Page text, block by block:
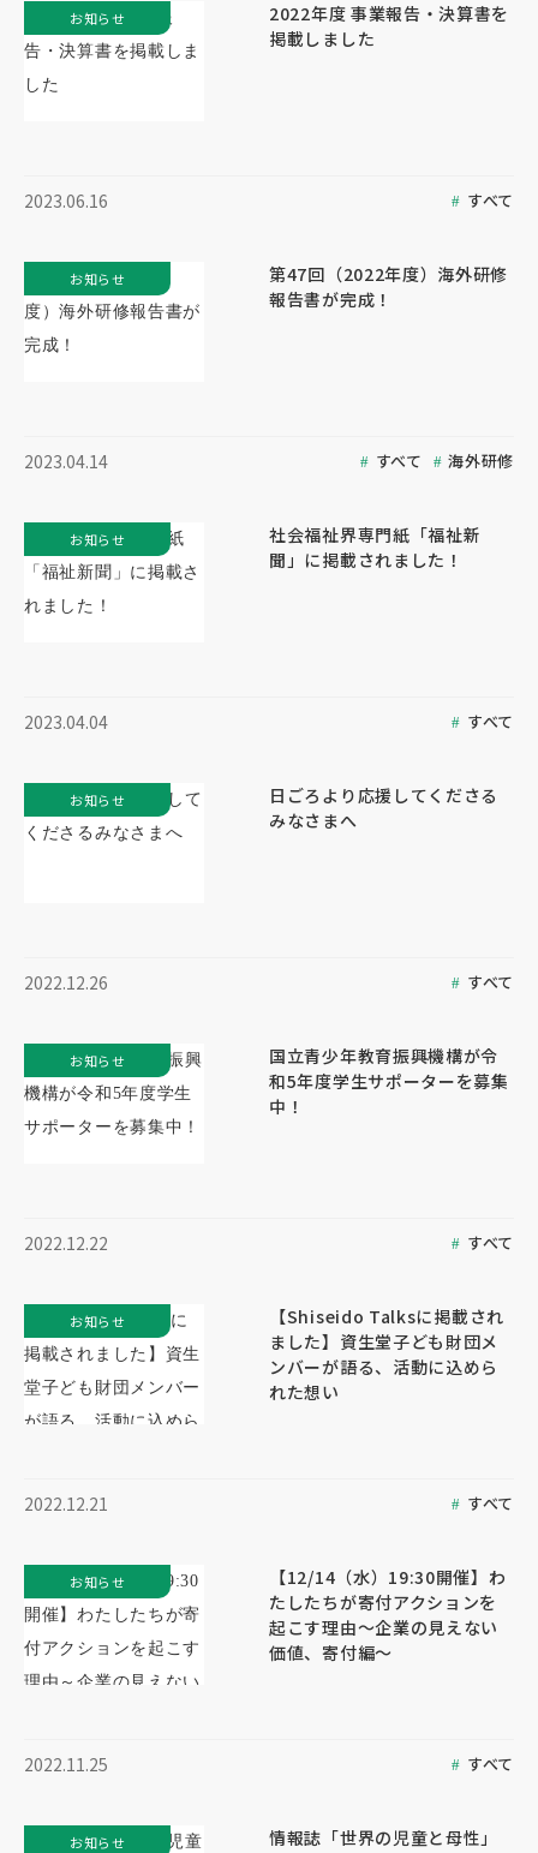
2022年度 事業報告・決算書を
掲載しました
2023.06.16 すべて
お知らせ
第47回（2022年度）海外研修
報告書が完成！
2023.04.14 すべて 海外研修
お知らせ
社会福祉界専門紙「福祉新
聞」に掲載されました！
2023.04.04 すべて
お知らせ
日ごろより応援してくださる
みなさまへ
2022.12.26 すべて
お知らせ
国立青少年教育振興機構が令
和5年度学生サポーターを募集
中！
2022.12.22 すべて
お知らせ
【Shiseido Talksに掲載され
ました】資生堂子ども財団メ
ンバーが語る、活動に込めら
れた想い
2022.12.21 すべて
お知らせ
【12/14（水）19:30開催】わ
たしたちが寄付アクションを
起こす理由～企業の見えない
価値、寄付編～
2022.11.25 すべて
お知らせ
情報誌「世界の児童と母性」
お知らせ